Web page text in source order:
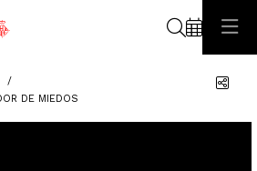
DE MIEDOS